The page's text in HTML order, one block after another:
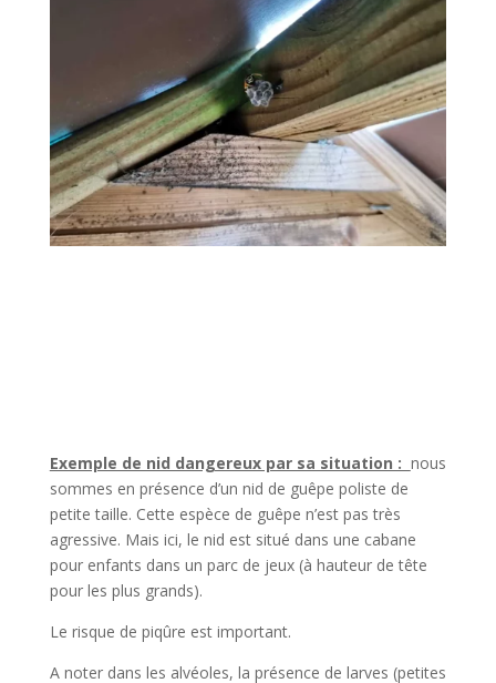
Exemple de nid dangereux par sa situation : nous
sommes en présence d’un nid de guêpe poliste de
petite taille. Cette espèce de guêpe n’est pas très
agressive. Mais ici, le nid est situé dans une cabane
pour enfants dans un parc de jeux (à hauteur de tête
pour les plus grands).
Le risque de piqûre est important.
A noter dans les alvéoles, la présence de larves (petites